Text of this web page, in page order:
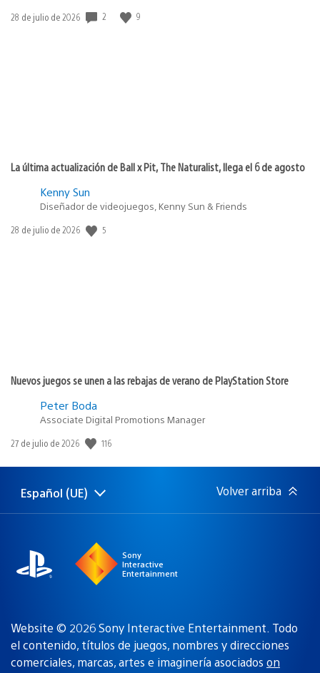
Fecha
28 de julio de 2026 2 9
La última actualización de Ball x Pit, The Naturalist, llega el 6 de agosto
Kenny Sun
Diseñador de videojuegos, Kenny Sun & Friends
Fecha
28 de julio de 2026 5
Nuevos juegos se unen a las rebajas de verano de PlayStation Store
Peter Boda
Associate Digital Promotions Manager
Fecha
publicación:
27 de julio de 2026 116
Selecciona
una
Región
actual:
Español (UE) Volver arriba
Sony
Interactive
Entertainment
Website © 2026 Sony Interactive Entertainment. Todo
el contenido, títulos de juegos, nombres y direcciones
comerciales, marcas, artes e imaginería asociados on